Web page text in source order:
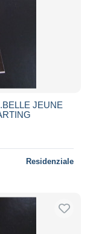
JEUNE
Residenziale